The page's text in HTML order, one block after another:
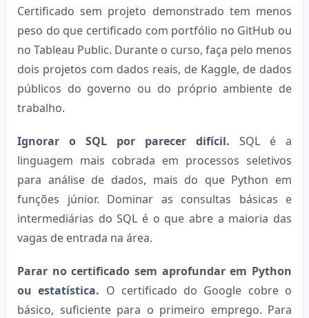
Certificado sem projeto demonstrado tem menos
peso do que certificado com portfólio no GitHub ou
no Tableau Public. Durante o curso, faça pelo menos
dois projetos com dados reais, de Kaggle, de dados
públicos do governo ou do próprio ambiente de
trabalho.
Ignorar o SQL por parecer difícil. SQL é a
linguagem mais cobrada em processos seletivos
para análise de dados, mais do que Python em
funções júnior. Dominar as consultas básicas e
intermediárias do SQL é o que abre a maioria das
vagas de entrada na área.
Parar no certificado sem aprofundar em Python
ou estatística. O certificado do Google cobre o
básico, suficiente para o primeiro emprego. Para